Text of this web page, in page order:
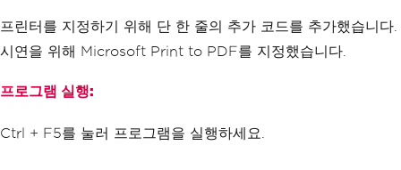
sage to console
Console
WriteLine
"File Printe
d Successfully!");
}
프린터를 지정하기 위해 단 한 줄의 추가 코드를 추가했습니다.
시연을 위해 Microsoft Print to PDF를 지정했습니다.
프로그램 실행:
Ctrl + F5를 눌러 프로그램을 실행하세요.